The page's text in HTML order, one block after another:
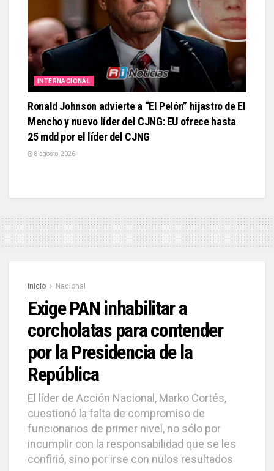
INTERNACIONAL
Ronald Johnson advierte a “El Pelón” hijastro de El
Mencho y nuevo líder del CJNG: EU ofrece hasta
25 mdd por el líder del CJNG
8 agosto, 2026
Inicio Nacional
Exige PAN inhabilitar a
corcholatas para contender
por la Presidencia de la
República
El líder de Acción Nacional, Marko Cortés,
cuestionó la falta de compromiso de
funcionarios de primer nivel, no sólo por
incumplir con la responsabilidad que se les
confirió, sino por irse con nulos resultados